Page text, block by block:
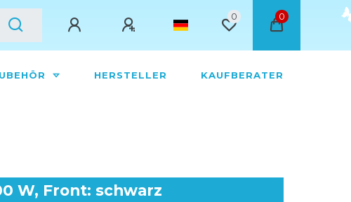
0 0
HERSTELLER KAUFBERATER
W, Front: schwarz